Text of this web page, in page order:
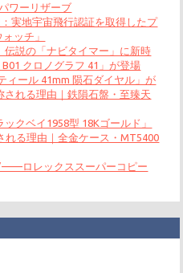
ワーリザーブ
実地宇宙飛行認証を取得したプ
ッチ」
伝説の「ナビタイマー」に新時
クロノグラフ 41」が登場
ィール 41mm 陨石ダイヤル」が
される理由｜鉄隕石盤・至臻天
クベイ1958型 18Kゴールド」
れる理由｜全金ケース・MT5400
ロレックススーパーコピー